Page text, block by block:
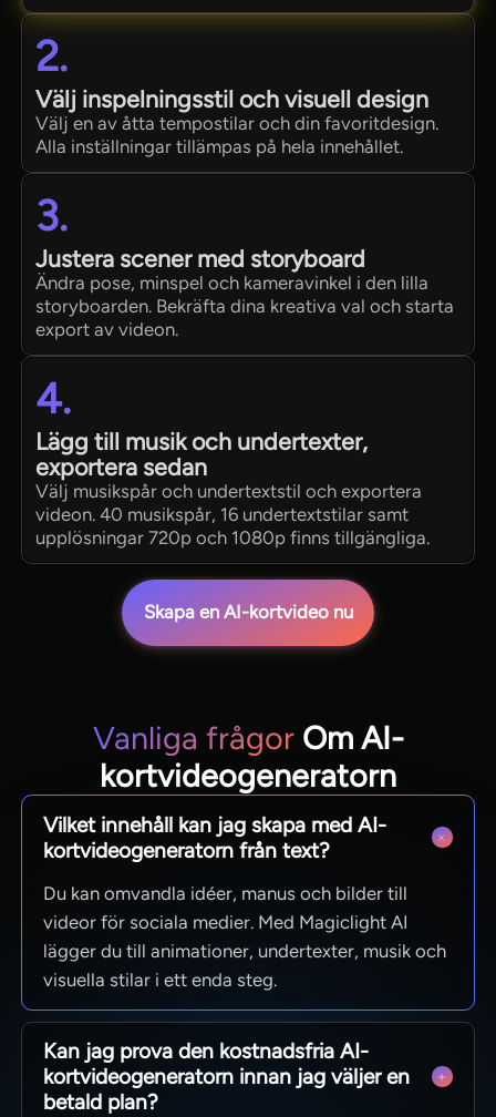
2.
Välj inspelningsstil och visuell design
Välj en av åtta tempostilar och din favoritdesign.
Alla inställningar tillämpas på hela innehållet.
3.
Justera scener med storyboard
Ändra pose, minspel och kameravinkel i den lilla
storyboarden. Bekräfta dina kreativa val och starta
export av videon.
4.
Lägg till musik och undertexter,
exportera sedan
Välj musikspår och undertextstil och exportera
videon. 40 musikspår, 16 undertextstilar samt
upplösningar 720p och 1080p finns tillgängliga.
Skapa en AI-kortvideo nu
Vanliga frågorOm AI-
kortvideogeneratorn
Vilket innehåll kan jag skapa med AI-
kortvideogeneratorn från text?
Du kan omvandla idéer, manus och bilder till
videor för sociala medier. Med Magiclight AI
lägger du till animationer, undertexter, musik och
visuella stilar i ett enda steg.
Kan jag prova den kostnadsfria AI-
kortvideogeneratorn innan jag väljer en
betald plan?